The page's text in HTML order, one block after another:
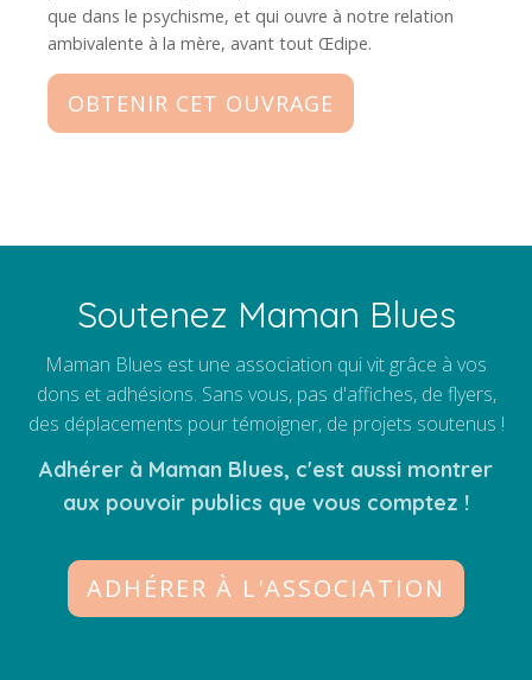
que dans le psychisme, et qui ouvre à notre relation
ambivalente à la mère, avant tout Œdipe.
OBTENIR CET OUVRAGE
Soutenez Maman Blues
Maman Blues est une association qui vit grâce à vos
dons et adhésions. Sans vous, pas d'affiches, de flyers,
des déplacements pour témoigner, de projets soutenus !
Adhérer à Maman Blues, c'est aussi montrer
aux pouvoir publics que vous comptez !
ADHÉRER À L'ASSOCIATION